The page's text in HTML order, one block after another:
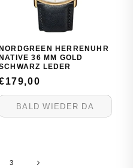
NORDGREEN HERRENUHR
NATIVE 36 MM GOLD
LEDER
BALD WIEDER DA
3